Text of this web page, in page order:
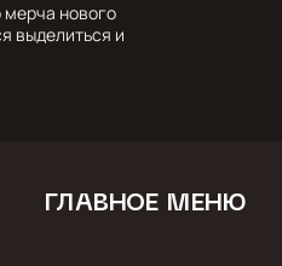
мерча нового
выделиться и
ГЛАВНОЕ МЕНЮ